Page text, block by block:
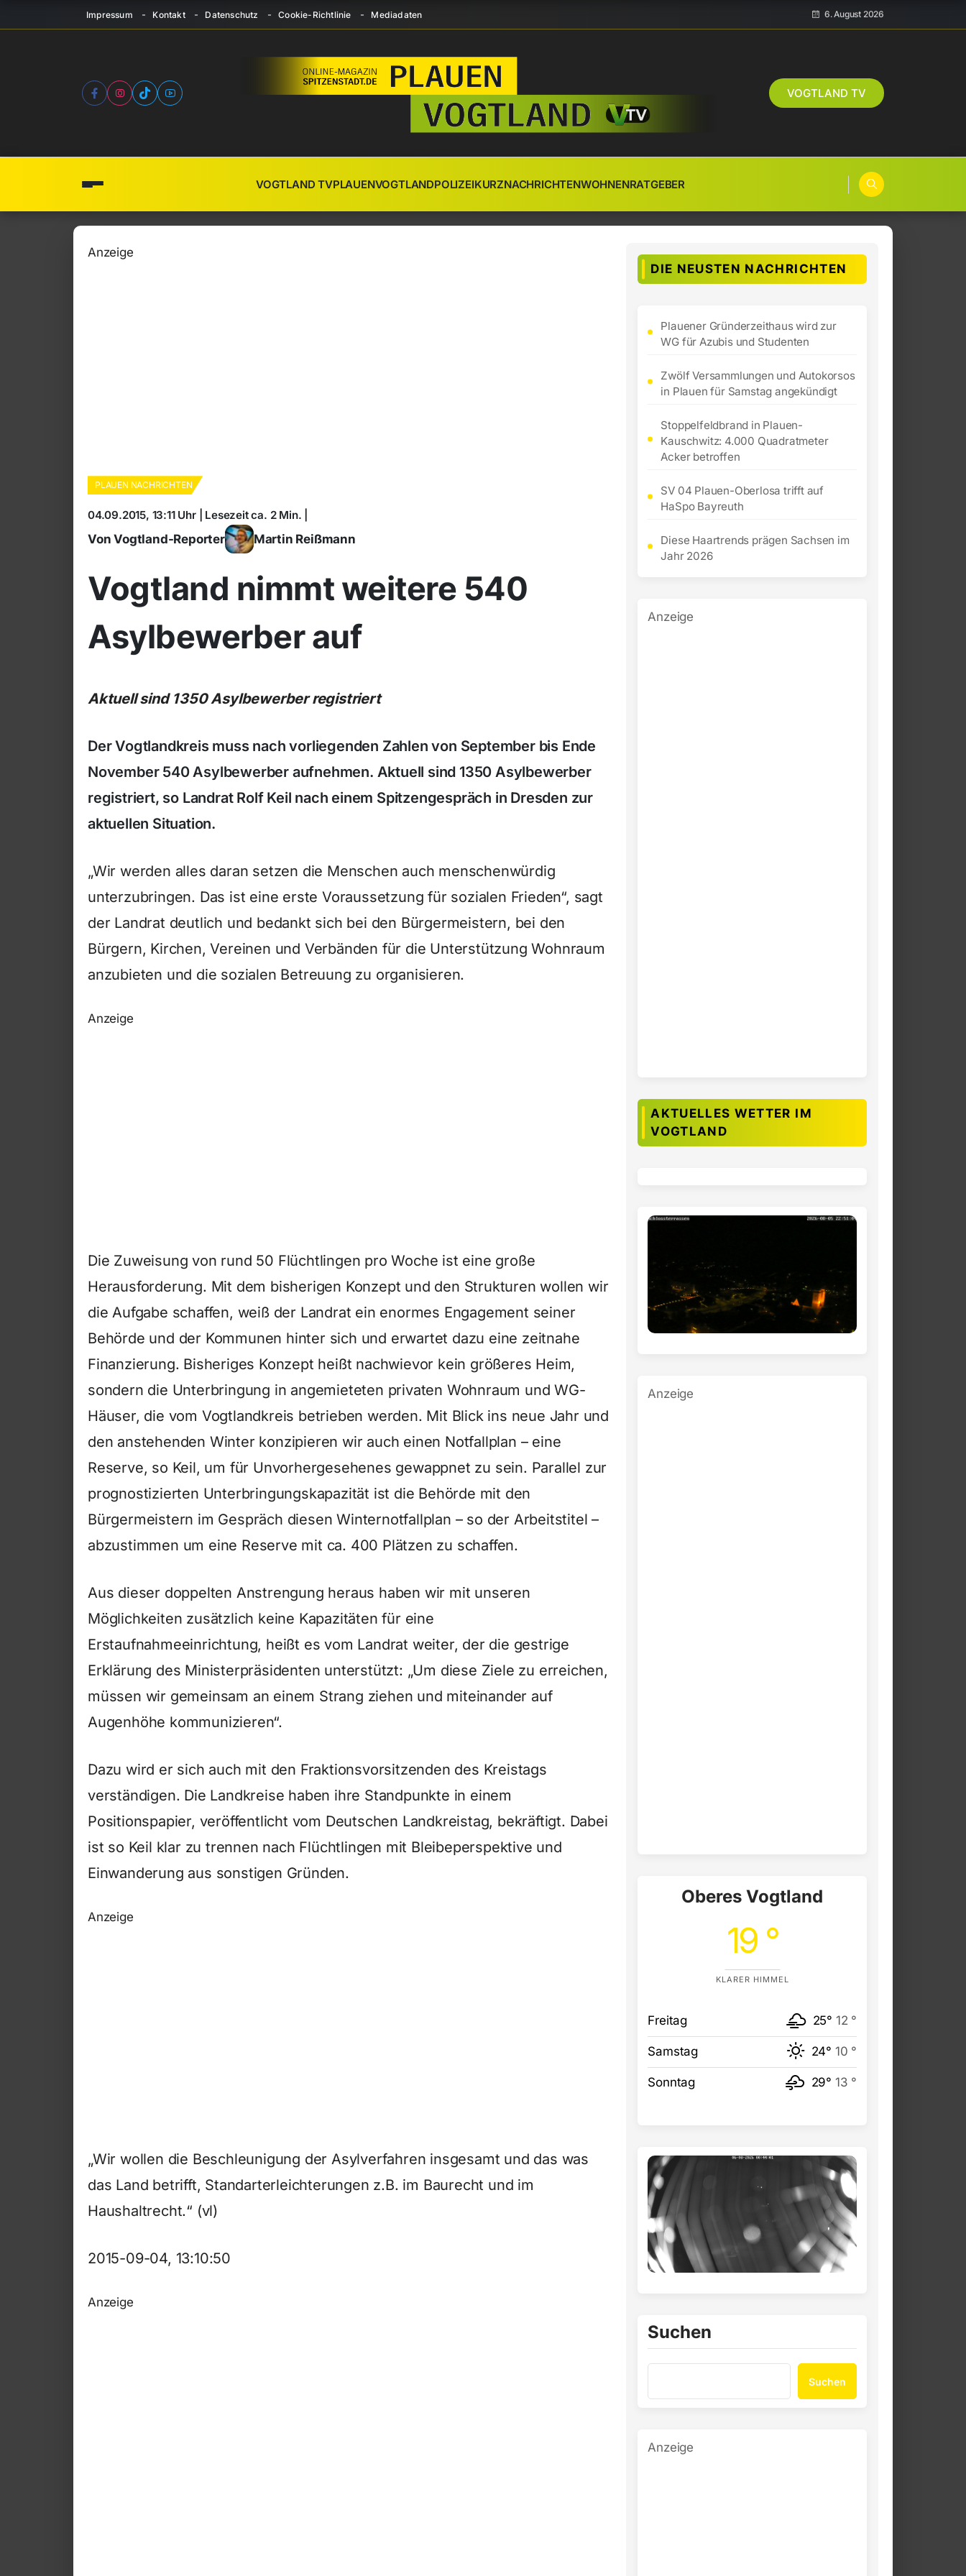
Impressum Kontakt Datenschutz Cookie-Richtlinie Mediadaten 6. August 2026
VOGTLAND TV
VOGTLAND TVPLAUENVOGTLANDPOLIZEIKURZNACHRICHTENWOHNENRATGEBER
Anzeige
PLAUEN NACHRICHTEN
04.09.2015, 13:11 Uhr | Lesezeit ca. 2 Min. |
Von Vogtland-Reporter Martin Reißmann
Vogtland nimmt weitere 540
Asylbewerber auf
Aktuell sind 1350 Asylbewerber registriert
Der Vogtlandkreis muss nach vorliegenden Zahlen von September bis Ende
November 540 Asylbewerber aufnehmen. Aktuell sind 1350 Asylbewerber
registriert, so Landrat Rolf Keil nach einem Spitzengespräch in Dresden zur
aktuellen Situation.
„Wir werden alles daran setzen die Menschen auch menschenwürdig
unterzubringen. Das ist eine erste Voraussetzung für sozialen Frieden“, sagt
der Landrat deutlich und bedankt sich bei den Bürgermeistern, bei den
Bürgern, Kirchen, Vereinen und Verbänden für die Unterstützung Wohnraum
anzubieten und die sozialen Betreuung zu organisieren.
Anzeige
Die Zuweisung von rund 50 Flüchtlingen pro Woche ist eine große
Herausforderung. Mit dem bisherigen Konzept und den Strukturen wollen wir
die Aufgabe schaffen, weiß der Landrat ein enormes Engagement seiner
Behörde und der Kommunen hinter sich und erwartet dazu eine zeitnahe
Finanzierung. Bisheriges Konzept heißt nachwievor kein größeres Heim,
sondern die Unterbringung in angemieteten privaten Wohnraum und WG-
Häuser, die vom Vogtlandkreis betrieben werden. Mit Blick ins neue Jahr und
den anstehenden Winter konzipieren wir auch einen Notfallplan – eine
Reserve, so Keil, um für Unvorhergesehenes gewappnet zu sein. Parallel zur
prognostizierten Unterbringungskapazität ist die Behörde mit den
Bürgermeistern im Gespräch diesen Winternotfallplan – so der Arbeitstitel –
abzustimmen um eine Reserve mit ca. 400 Plätzen zu schaffen.
Aus dieser doppelten Anstrengung heraus haben wir mit unseren
Möglichkeiten zusätzlich keine Kapazitäten für eine
Erstaufnahmeeinrichtung, heißt es vom Landrat weiter, der die gestrige
Erklärung des Ministerpräsidenten unterstützt: „Um diese Ziele zu erreichen,
müssen wir gemeinsam an einem Strang ziehen und miteinander auf
Augenhöhe kommunizieren“.
Dazu wird er sich auch mit den Fraktionsvorsitzenden des Kreistags
verständigen. Die Landkreise haben ihre Standpunkte in einem
Positionspapier, veröffentlicht vom Deutschen Landkreistag, bekräftigt. Dabei
ist so Keil klar zu trennen nach Flüchtlingen mit Bleibeperspektive und
Einwanderung aus sonstigen Gründen.
Anzeige
„Wir wollen die Beschleunigung der Asylverfahren insgesamt und das was
das Land betrifft, Standarterleichterungen z.B. im Baurecht und im
Haushaltrecht.“ (vl)
2015-09-04, 13:10:50
Anzeige
DIE NEUSTEN NACHRICHTEN
Plauener Gründerzeithaus wird zur
WG für Azubis und Studenten
Zwölf Versammlungen und Autokorsos
in Plauen für Samstag angekündigt
Stoppelfeldbrand in Plauen-
Kauschwitz: 4.000 Quadratmeter
Acker betroffen
SV 04 Plauen-Oberlosa trifft auf
HaSpo Bayreuth
Diese Haartrends prägen Sachsen im
Jahr 2026
Anzeige
AKTUELLES WETTER IM
VOGTLAND
Anzeige
Oberes Vogtland
19 °
KLARER HIMMEL
Freitag 25° 12 °
Samstag 24° 10 °
Sonntag 29° 13 °
Suchen
Suchen
Anzeige